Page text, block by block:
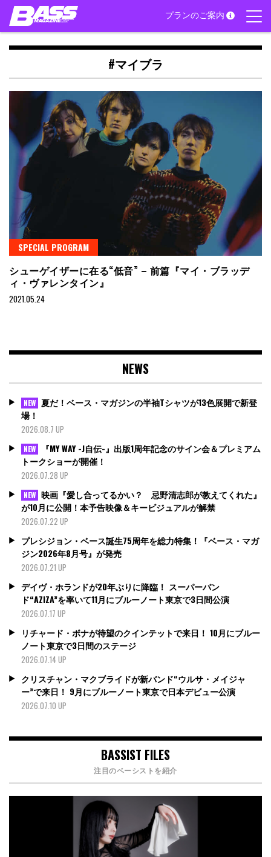
Skip
content
プランのご案内
#マイブラ
SPECIAL PROGRAM
シューゲイザーに在る“低音” – 前篇『マイ・ブラッデ
ィ・ヴァレンタイン』
2021.05.24
NEWS
NEW 夏だ！ベース・マガジンの半袖Tシャツが13色展開で新登
場！
2026.08.7 UP
NEW
『MY WAY -J自伝-』出版1周年記念のサイン会＆プレミアム
トークショーが開催！
2026.07.28 UP
NEW 映画『愛し合ってるかい？ 忌野清志郎が教えてくれた』
が10月に公開！本予告映像＆キービジュアルが解禁
2026.07.22 UP
プレシジョン・ベース誕生75周年を総力特集！『ベース・マガ
ジン2026年8月号』が発売
2026.07.21 UP
デイヴ・ホランドが20年ぶりに降臨！ スーパーバン
ド“AZIZA”を率いて11月にブルーノート東京で3日間公演
2026.07.17 UP
リチャード・ボナが待望のクインテットで来日！ 10月にブルー
ノート東京で3日間のステージ
2026.07.14 UP
クリスチャン・マクブライドが新バンド“ウルサ・メイジャ
ー”で来日！ 9月にブルーノート東京で日本デビュー公演
2026.07.10 UP
BASSIST FILES
注目のベーシストを紹介